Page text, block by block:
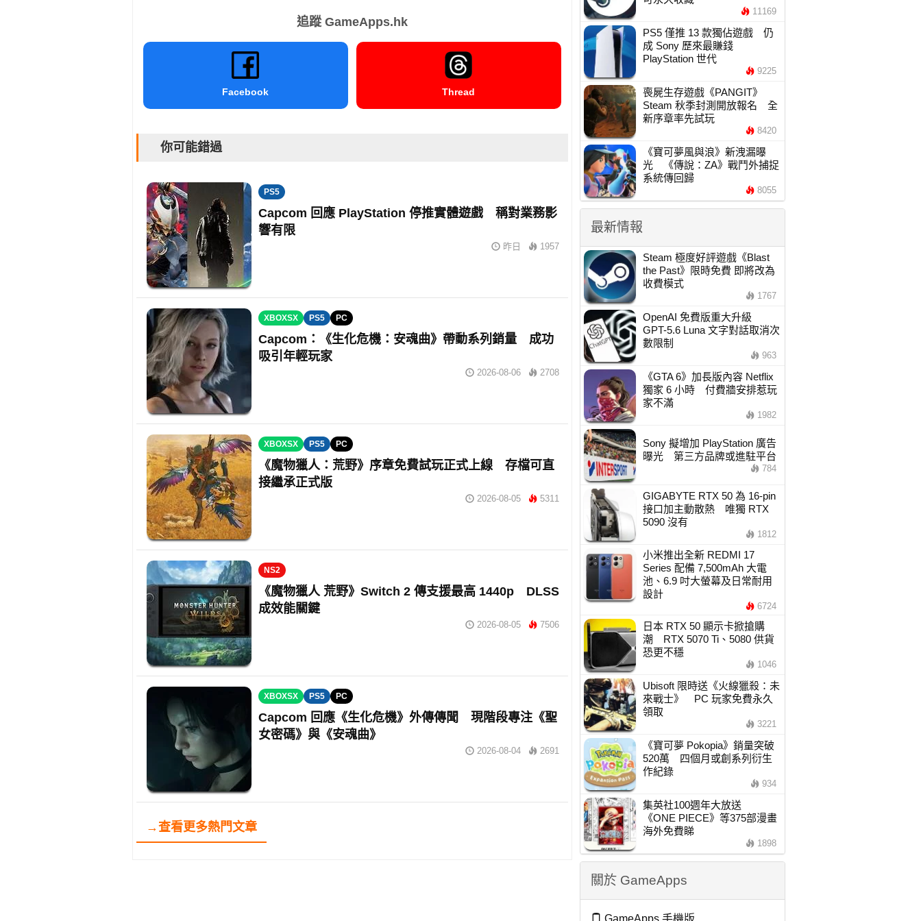
追蹤 GameApps.hk
Facebook Thread
你可能錯過
PS5
Capcom 回應 PlayStation 停推實體遊戲 稱對業務影
響有限
昨日 1957
XBOXSX PS5 PC
Capcom：《生化危機：安魂曲》帶動系列銷量 成功
吸引年輕玩家
2026-08-06 2708
XBOXSX PS5 PC
《魔物獵人：荒野》序章免費試玩正式上線 存檔可直
接繼承正式版
2026-08-05 5311
NS2
《魔物獵人 荒野》Switch 2 傳支援最高 1440p DLSS
成效能關鍵
2026-08-05 7506
XBOXSX PS5 PC
Capcom 回應《生化危機》外傳傳聞 現階段專注《聖
女密碼》與《安魂曲》
2026-08-04 2691
→查看更多熱門文章
11169
PS5 僅推 13 款獨佔遊戲 仍
成 Sony 歷來最賺錢
PlayStation 世代
9225
喪屍生存遊戲《PANGIT》
Steam 秋季封測開放報名 全
新序章率先試玩
8420
《寶可夢風與浪》新洩漏曝
光 《傳說：ZA》戰鬥外捕捉
系統傳回歸
8055
最新情報
Steam 極度好評遊戲《Blast
the Past》限時免費 即將改為
收費模式
1767
OpenAI 免費版重大升級
GPT-5.6 Luna 文字對話取消次
數限制
963
《GTA 6》加長版內容 Netflix
獨家 6 小時 付費牆安排惹玩
家不滿
1982
Sony 擬增加 PlayStation 廣告
曝光 第三方品牌或進駐平台
784
GIGABYTE RTX 50 為 16-pin
接口加主動散熱 唯獨 RTX
5090 沒有
1812
小米推出全新 REDMI 17
Series 配備 7,500mAh 大電
池、6.9 吋大螢幕及日常耐用
設計
6724
日本 RTX 50 顯示卡掀搶購
潮 RTX 5070 Ti、5080 供貨
恐更不穩
1046
Ubisoft 限時送《火線獵殺：未
來戰士》 PC 玩家免費永久
領取
3221
《寶可夢 Pokopia》銷量突破
520萬 四個月或創系列衍生
作紀錄
934
集英社100週年大放送
《ONE PIECE》等375部漫畫
海外免費睇
1898
關於 GameApps
GameApps 手機版